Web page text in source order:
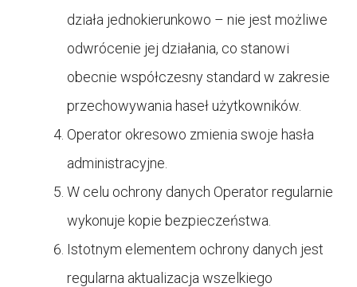
działa jednokierunkowo – nie jest możliwe
odwrócenie jej działania, co stanowi
obecnie współczesny standard w zakresie
przechowywania haseł użytkowników.
Operator okresowo zmienia swoje hasła
administracyjne.
W celu ochrony danych Operator regularnie
wykonuje kopie bezpieczeństwa.
Istotnym elementem ochrony danych jest
regularna aktualizacja wszelkiego